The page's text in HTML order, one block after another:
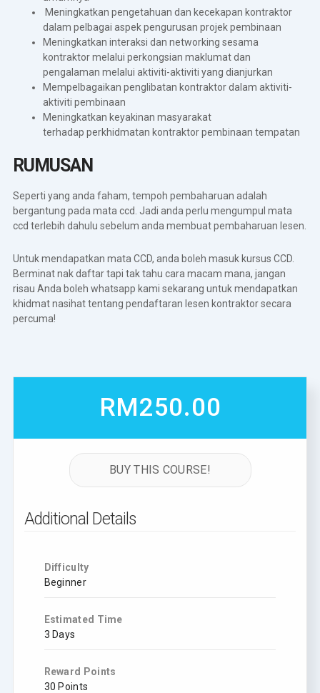
Meningkatkan pengetahuan dan kecekapan kontraktor
dalam pelbagai aspek pengurusan projek pembinaan
Meningkatkan interaksi dan networking sesama
kontraktor melalui perkongsian maklumat dan
pengalaman melalui aktiviti-aktiviti yang dianjurkan
Mempelbagaikan penglibatan kontraktor dalam aktiviti-
aktiviti pembinaan
Meningkatkan keyakinan masyarakat
terhadap perkhidmatan kontraktor pembinaan tempatan
RUMUSAN
Seperti yang anda faham, tempoh pembaharuan adalah
bergantung pada mata ccd. Jadi anda perlu mengumpul mata
ccd terlebih dahulu sebelum anda membuat pembaharuan lesen.
Untuk mendapatkan mata CCD, anda boleh masuk kursus CCD.
Berminat nak daftar tapi tak tahu cara macam mana, jangan
risau Anda boleh whatsapp kami sekarang untuk mendapatkan
khidmat nasihat tentang pendaftaran lesen kontraktor secara
percuma!
RM250.00
BUY THIS COURSE!
Additional Details
Difficulty
Beginner
Estimated Time
3 Days
Reward Points
30 Points